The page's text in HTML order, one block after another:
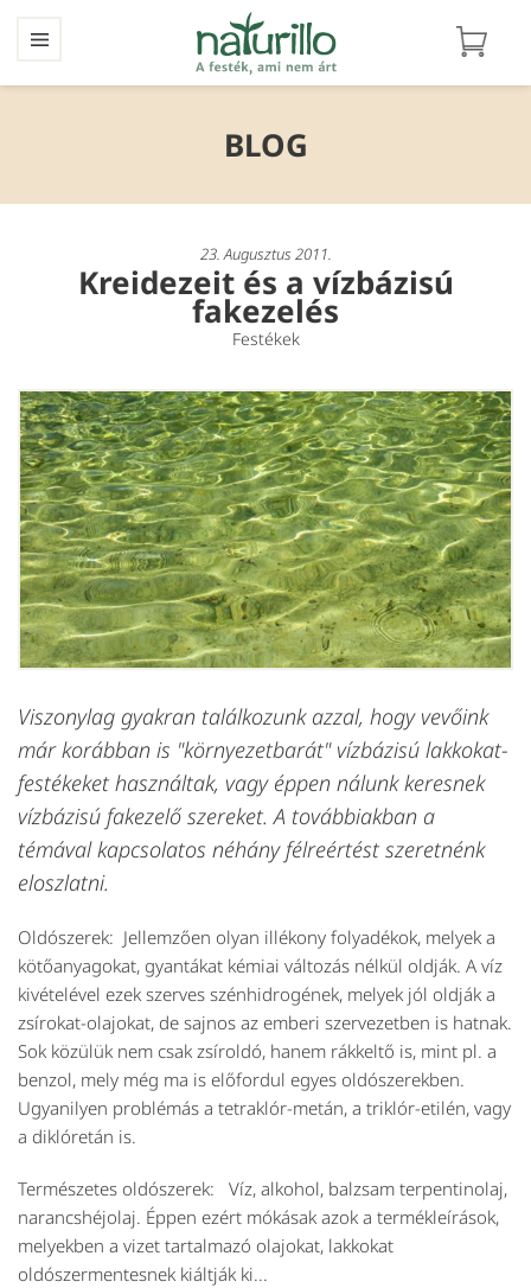
BLOG
23. Augusztus 2011.
Kreidezeit és a vízbázisú
fakezelés
Festékek
Viszonylag gyakran találkozunk azzal, hogy vevőink
már korábban is "környezetbarát" vízbázisú lakkokat-
festékeket használtak, vagy éppen nálunk keresnek
vízbázisú fakezelő szereket. A továbbiakban a
témával kapcsolatos néhány félreértést szeretnénk
eloszlatni.
Oldószerek: Jellemzően olyan illékony folyadékok, melyek a
kötőanyagokat, gyantákat kémiai változás nélkül oldják. A víz
kivételével ezek szerves szénhidrogének, melyek jól oldják a
zsírokat-olajokat, de sajnos az emberi szervezetben is hatnak.
Sok közülük nem csak zsíroldó, hanem rákkeltő is, mint pl. a
benzol, mely még ma is előfordul egyes oldószerekben.
Ugyanilyen problémás a tetraklór-metán, a triklór-etilén, vagy
a diklóretán is.
Természetes oldószerek: Víz, alkohol, balzsam terpentinolaj,
narancshéjolaj. Éppen ezért mókásak azok a termékleírások,
melyekben a vizet tartalmazó olajokat, lakkokat
oldószermentesnek kiáltják ki...